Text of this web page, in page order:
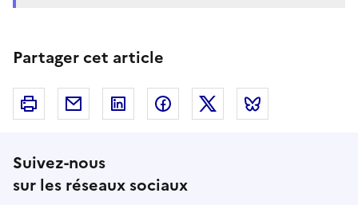
Partager cet article
Imprimer Courriel Linkedin FacebookTwitter
Suivez-nous
sur les réseaux sociaux